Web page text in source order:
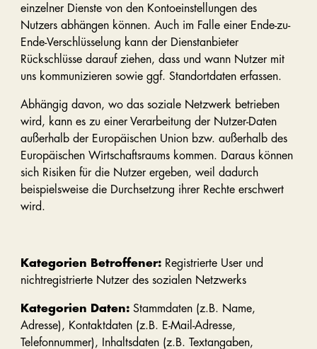
einzelner Dienste von den Kontoeinstellungen des
Nutzers abhängen können. Auch im Falle einer Ende-zu-
Ende-Verschlüsselung kann der Dienstanbieter
Rückschlüsse darauf ziehen, dass und wann Nutzer mit
uns kommunizieren sowie ggf. Standortdaten erfassen.
Abhängig davon, wo das soziale Netzwerk betrieben
wird, kann es zu einer Verarbeitung der Nutzer-Daten
außerhalb der Europäischen Union bzw. außerhalb des
Europäischen Wirtschaftsraums kommen. Daraus können
sich Risiken für die Nutzer ergeben, weil dadurch
beispielsweise die Durchsetzung ihrer Rechte erschwert
wird.
Kategorien Betroffener:Registrierte User und
nichtregistrierte Nutzer des sozialen Netzwerks
Kategorien Daten:Stammdaten (z.B. Name,
Adresse), Kontaktdaten (z.B. E-Mail-Adresse,
Telefonnummer), Inhaltsdaten (z.B. Textangaben,